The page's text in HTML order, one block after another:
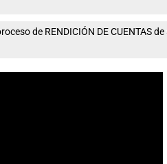
de RENDICIÓN DE CUENTAS